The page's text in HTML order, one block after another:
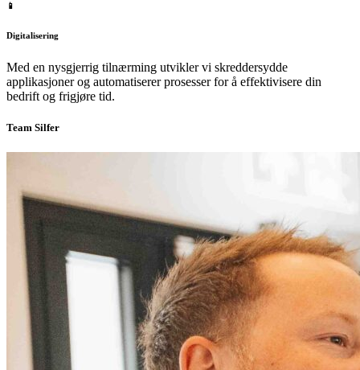
📱
Digitalisering
Med en nysgjerrig tilnærming utvikler vi skreddersydde
applikasjoner og automatiserer prosesser for å effektivisere din
bedrift og frigjøre tid.
Team Silfer